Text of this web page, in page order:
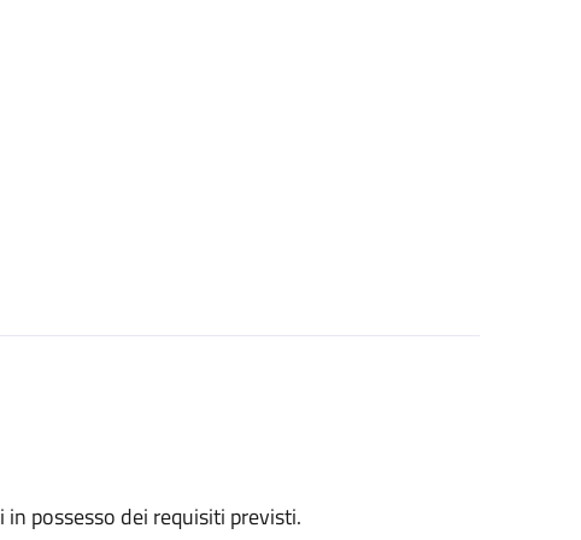
possesso dei requisiti previsti.